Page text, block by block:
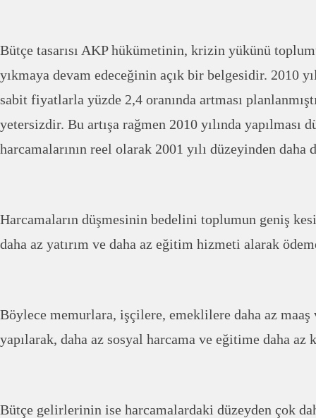
Bütçe tasarısı AKP hükümetinin, krizin yükünü
yıkmaya devam edeceğinin açık bir belgesidir. 2010
sabit fiyatlarla yüzde 2,4 oranında artması
yetersizdir. Bu artışa rağmen 2010 yılında yapılması
harcamalarının reel olarak 2001 yılı düzeyinden daha
Harcamaların düşmesinin bedelini toplumun geniş
daha az yatırım ve daha az eğitim hizmeti alarak
Böylece memurlara, işçilere, emeklilere daha az maaş
yapılarak, daha az sosyal harcama ve eğitime daha az
Bütçe gelirlerinin ise harcamalardaki düzeyden çok